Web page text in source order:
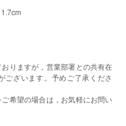
りますが，営業部署との共有在
ございます。予めご了承くださ
希望の場合は，お気軽にお問い